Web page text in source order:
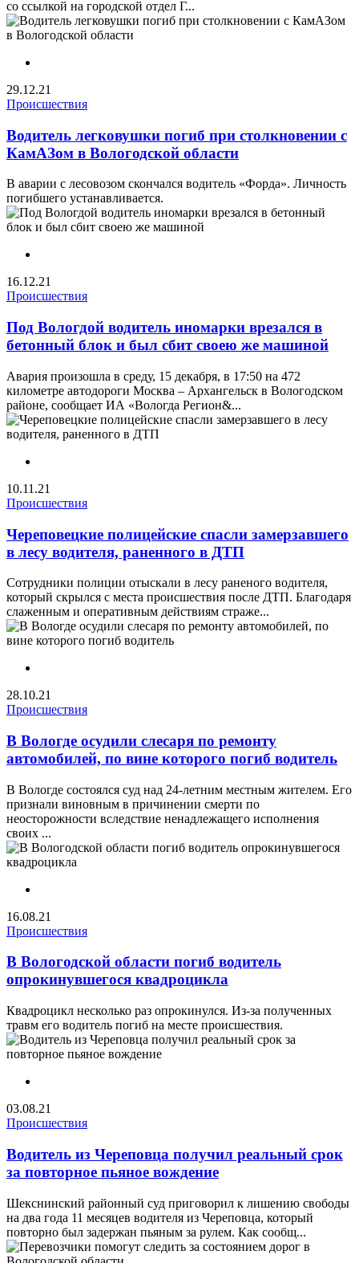
со ссылкой на городской отдел Г...
29.12.21
Происшествия
Водитель легковушки погиб при столкновении с
КамАЗом в Вологодской области
В аварии с лесовозом скончался водитель «Форда». Личность
погибшего устанавливается.
16.12.21
Происшествия
Под Вологдой водитель иномарки врезался в
бетонный блок и был сбит своею же машиной
Авария произошла в среду, 15 декабря, в 17:50 на 472
километре автодороги Москва – Архангельск в Вологодском
районе, сообщает ИА «Вологда Регион&...
10.11.21
Происшествия
Череповецкие полицейские спасли замерзавшего
в лесу водителя, раненного в ДТП
Сотрудники полиции отыскали в лесу раненого водителя,
который скрылся с места происшествия после ДТП. Благодаря
слаженным и оперативным действиям страже...
28.10.21
Происшествия
В Вологде осудили слесаря по ремонту
автомобилей, по вине которого погиб водитель
В Вологде состоялся суд над 24-летним местным жителем. Его
признали виновным в причинении смерти по
неосторожности вследствие ненадлежащего исполнения
своих ...
16.08.21
Происшествия
В Вологодской области погиб водитель
опрокинувшегося квадроцикла
Квадроцикл несколько раз опрокинулся. Из-за полученных
травм его водитель погиб на месте происшествия.
03.08.21
Происшествия
Водитель из Череповца получил реальный срок
за повторное пьяное вождение
Шекснинский районный суд приговорил к лишению свободы
на два года 11 месяцев водителя из Череповца, который
повторно был задержан пьяным за рулем. Как сообщ...